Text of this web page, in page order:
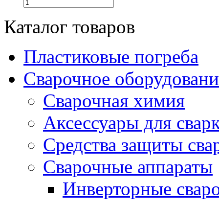
Каталог товаров
Пластиковые погреба
Сварочное
Сварочная химия
Аксессуары для
Средства защиты
Сварочные аппараты
Инверторные